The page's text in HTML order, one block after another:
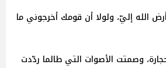
الله إليّ، ولولا أن قومك أخرجوني ما
وصمتت الأصوات التي طالما ردّدت